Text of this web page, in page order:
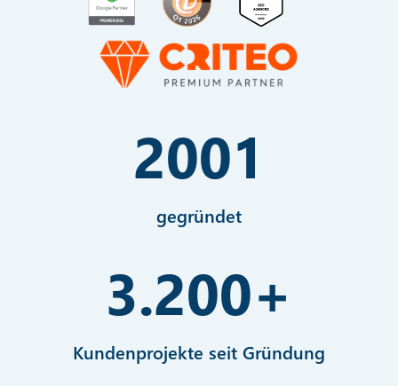
2001
gegründet
3.200+
Kundenprojekte seit Gründung